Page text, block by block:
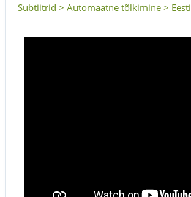
Subtiitrid > Automaatne tõlkimine > Eesti